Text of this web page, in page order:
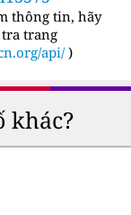
thông tin, hãy
trang
api/ )
khác?